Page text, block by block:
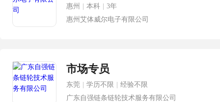
惠州 本科
3年
惠州艾体威尔电子有限公司
市场专员
东莞 学历不限
经验不限
广东自强链条链轮技术服务有限公司